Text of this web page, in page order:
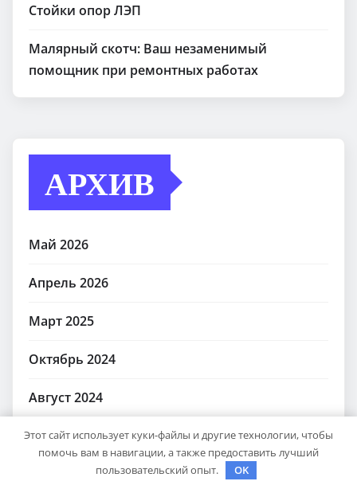
Стойки опор ЛЭП
Малярный скотч: Ваш незаменимый
помощник при ремонтных работах
АРХИВ
Май 2026
Апрель 2026
Март 2025
Октябрь 2024
Август 2024
Июль 2024
Июнь 2024
Этот сайт использует куки-файлы и другие технологии, чтобы
помочь вам в навигации, а также предоставить лучший
пользовательский опыт.
OK